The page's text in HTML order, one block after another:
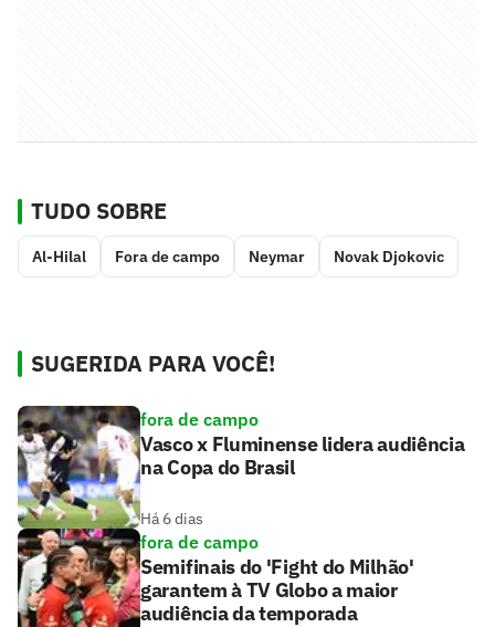
TUDO SOBRE
Al-Hilal Fora de campo Neymar Novak Djokovic
SUGERIDA PARA VOCÊ!
fora de campo
Vasco x Fluminense lidera audiência
na Copa do Brasil
Há 6 dias
fora de campo
Semifinais do 'Fight do Milhão'
garantem à TV Globo a maior
audiência da temporada